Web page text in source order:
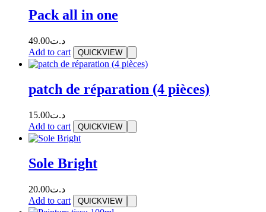
Pack all in one
د.ت49.00
Add to cart
QUICKVIEW
patch de réparation (4 pièces)
د.ت15.00
Add to cart
QUICKVIEW
Sole Bright
د.ت20.00
Add to cart
QUICKVIEW